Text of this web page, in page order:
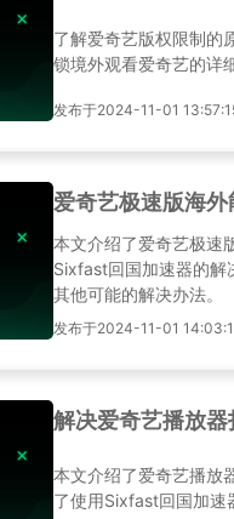
了解爱奇艺版权限制的
锁境外观看爱奇艺的详
发布于2024-11-01
爱奇艺极速版海
本文介绍了爱奇艺极速
Sixfast回国加速器的解
其他可能的解决办法。
发布于2024-11-01
解决爱奇艺播放
本文介绍了爱奇艺播放
了使用Sixfast回国加速